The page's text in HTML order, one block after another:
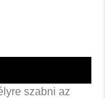
szabni az